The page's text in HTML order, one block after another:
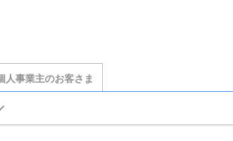
人事業主のお客さま